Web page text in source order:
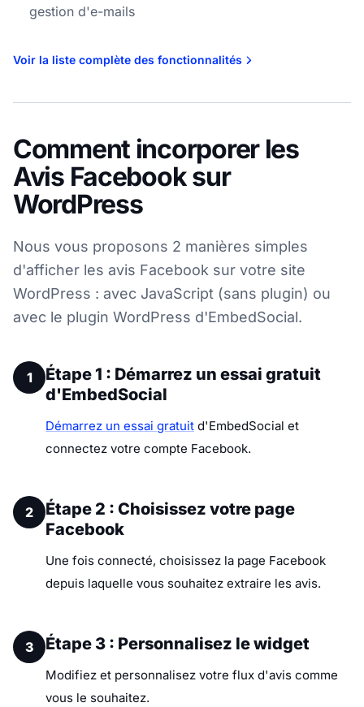
gestion d'e-mails
Voir la liste complète des fonctionnalités
Comment incorporer les
Avis Facebook sur
WordPress
Nous vous proposons 2 manières simples
d'afficher les avis Facebook sur votre site
WordPress : avec JavaScript (sans plugin) ou
avec le plugin WordPress d'EmbedSocial.
1
Étape 1 : Démarrez un essai gratuit
d'EmbedSocial
Démarrez un essai gratuit d'EmbedSocial et
connectez votre compte Facebook.
2
Étape 2 : Choisissez votre page
Facebook
Une fois connecté, choisissez la page Facebook
depuis laquelle vous souhaitez extraire les avis.
3 Étape 3 : Personnalisez le widget
Modifiez et personnalisez votre flux d'avis comme
vous le souhaitez.